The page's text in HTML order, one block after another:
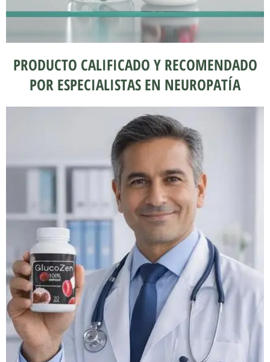
PRODUCTO CALIFICADO Y RECOMENDADO
POR ESPECIALISTAS EN NEUROPATÍA